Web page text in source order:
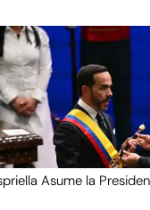
Asume la